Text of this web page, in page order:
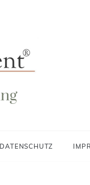
DATENSCHUTZ